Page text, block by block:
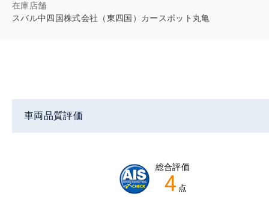
在庫店舗
スバル中四国株式会社（東四国）カースポット丸亀
車両品質評価
総合評価
4 点